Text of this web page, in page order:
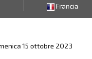
Francia
15 ottobre 2023